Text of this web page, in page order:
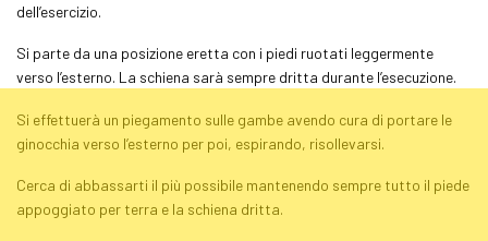
dell’esercizio.
Si parte da una posizione eretta con i piedi ruotati leggermente
verso l’esterno. La schiena sarà sempre dritta durante l’esecuzione.
Si effettuerà un piegamento sulle gambe avendo cura di portare le
ginocchia verso l’esterno per poi, espirando, risollevarsi.
Cerca di abbassarti il più possibile mantenendo sempre tutto il piede
appoggiato per terra e la schiena dritta.